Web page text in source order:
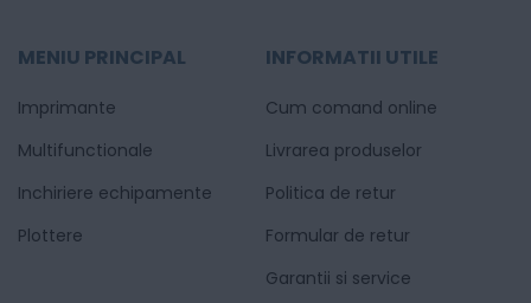
MENIU PRINCIPAL
Imprimante
Multifunctionale
Inchiriere echipamente
Plottere
INFORMATII UTILE
Cum comand online
Livrarea produselor
Politica de retur
Formular de retur
Garantii si service